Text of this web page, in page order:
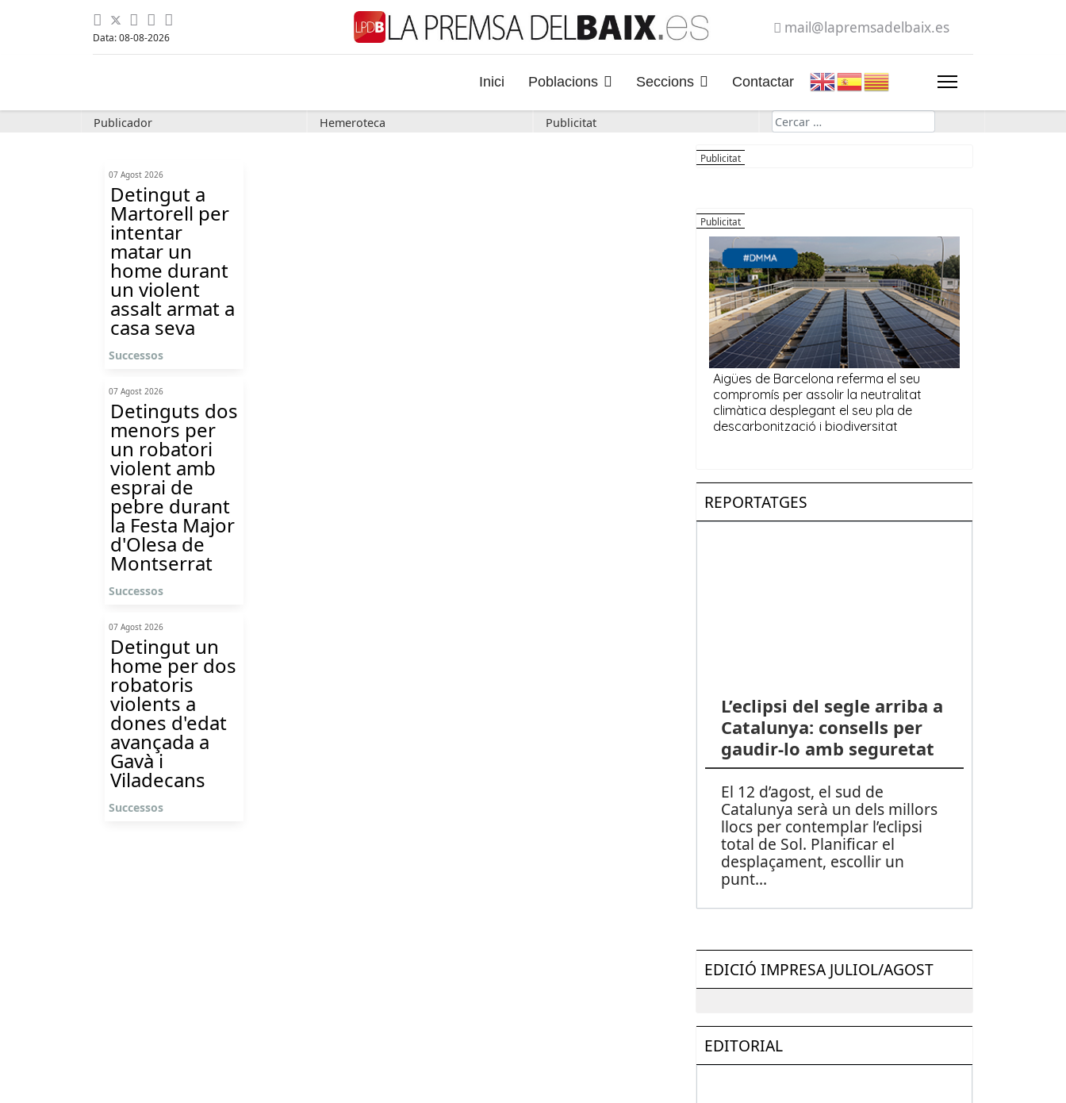
Data: 08-08-2026
mail@lapremsadelbaix.es
Inici Poblacions Seccions Contactar
Publicador Hemeroteca Publicitat Cerca
07 Agost 2026
Detingut a
Martorell per
intentar
matar un
home durant
un violent
assalt armat a
casa seva
Successos
07 Agost 2026
Detinguts dos
menors per
un robatori
violent amb
esprai de
pebre durant
la Festa Major
d'Olesa de
Montserrat
Successos
07 Agost 2026
Detingut un
home per dos
robatoris
violents a
dones d'edat
avançada a
Gavà i
Viladecans
Successos
REPORTATGES
L’eclipsi del segle arriba a
Catalunya: consells per
gaudir-lo amb seguretat
El 12 d’agost, el sud de
Catalunya serà un dels millors
llocs per contemplar l’eclipsi
total de Sol. Planificar el
desplaçament, escollir un
punt...
EDICIÓ IMPRESA JULIOL/AGOST
EDITORIAL